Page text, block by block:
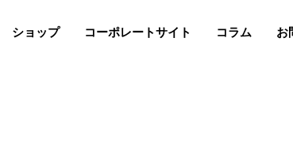
ショップ コーポレートサイト コラム お